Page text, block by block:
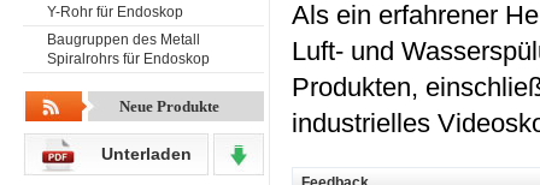
Y-Rohr für Endoskop
Baugruppen des Metall
Spiralrohrs für Endoskop
Neue Produkte
Unterladen
Als ein erfahrener
Luft- und
Produkten,
industrielles